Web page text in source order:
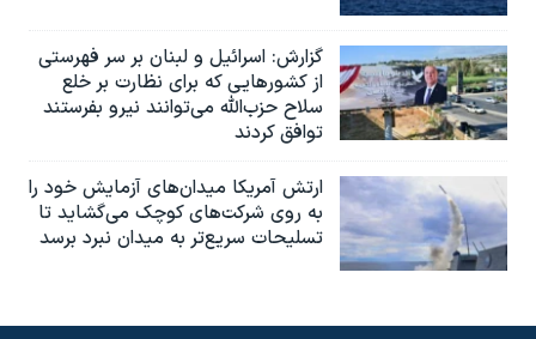
گزارش‌: اسرائيل و لبنان بر سر فهرستی
از کشورهایی که برای نظارت بر خلع
سلاح حزب‌الله می‌توانند نیرو بفرستند
توافق کردند
ارتش آمریکا میدان‌های آزمایش خود را
به روی شرکت‌های کوچک می‌گشاید تا
تسلیحات سریع‌تر به میدان نبرد برسد